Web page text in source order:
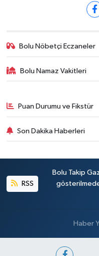
Bolu Nöbetçi Eczaneler
Bolu Namaz Vakitleri
Puan Durumu ve Fikstür
Son Dakika Haberleri
RSS
Bolu Takip
Haber